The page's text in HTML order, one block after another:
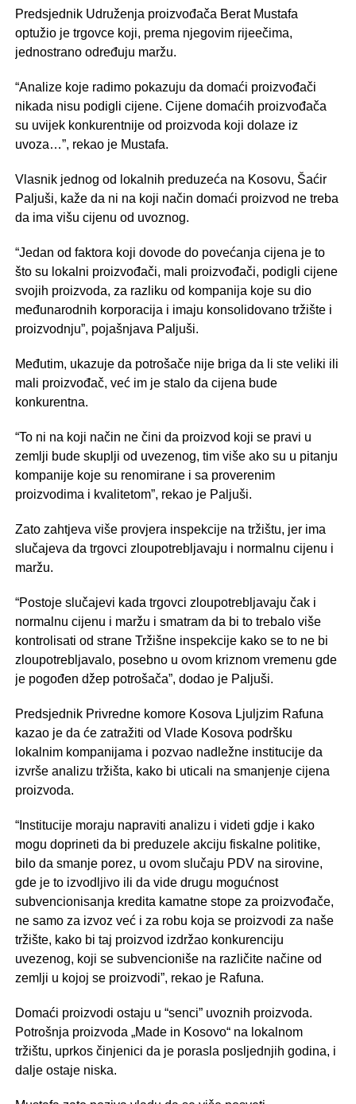
Predsjednik Udruženja proizvođača Berat Mustafa
optužio je trgovce koji, prema njegovim rijeečima,
jednostrano određuju maržu.
“Analize koje radimo pokazuju da domaći proizvođači
nikada nisu podigli cijene. Cijene domaćih proizvođača
su uvijek konkurentnije od proizvoda koji dolaze iz
uvoza…”, rekao je Mustafa.
Vlasnik jednog od lokalnih preduzeća na Kosovu, Šaćir
Paljuši, kaže da ni na koji način domaći proizvod ne treba
da ima višu cijenu od uvoznog.
“Jedan od faktora koji dovode do povećanja cijena je to
što su lokalni proizvođači, mali proizvođači, podigli cijene
svojih proizvoda, za razliku od kompanija koje su dio
međunarodnih korporacija i imaju konsolidovano tržište i
proizvodnju”, pojašnjava Paljuši.
Međutim, ukazuje da potrošače nije briga da li ste veliki ili
mali proizvođač, već im je stalo da cijena bude
konkurentna.
“To ni na koji način ne čini da proizvod koji se pravi u
zemlji bude skuplji od uvezenog, tim više ako su u pitanju
kompanije koje su renomirane i sa proverenim
proizvodima i kvalitetom”, rekao je Paljuši.
Zato zahtjeva više provjera inspekcije na tržištu, jer ima
slučajeva da trgovci zloupotrebljavaju i normalnu cijenu i
maržu.
“Postoje slučajevi kada trgovci zloupotrebljavaju čak i
normalnu cijenu i maržu i smatram da bi to trebalo više
kontrolisati od strane Tržišne inspekcije kako se to ne bi
zloupotrebljavalo, posebno u ovom kriznom vremenu gde
je pogođen džep potrošača”, dodao je Paljuši.
Predsjednik Privredne komore Kosova Ljuljzim Rafuna
kazao je da će zatražiti od Vlade Kosova podršku
lokalnim kompanijama i pozvao nadležne institucije da
izvrše analizu tržišta, kako bi uticali na smanjenje cijena
proizvoda.
“Institucije moraju napraviti analizu i videti gdje i kako
mogu doprineti da bi preduzele akciju fiskalne politike,
bilo da smanje porez, u ovom slučaju PDV na sirovine,
gde je to izvodljivo ili da vide drugu mogućnost
subvencionisanja kredita kamatne stope za proizvođače,
ne samo za izvoz već i za robu koja se proizvodi za naše
tržište, kako bi taj proizvod izdržao konkurenciju
uvezenog, koji se subvencioniše na različite načine od
zemlji u kojoj se proizvodi”, rekao je Rafuna.
Domaći proizvodi ostaju u “senci” uvoznih proizvoda.
Potrošnja proizvoda „Made in Kosovo“ na lokalnom
tržištu, uprkos činjenici da je porasla posljednjih godina, i
dalje ostaje niska.